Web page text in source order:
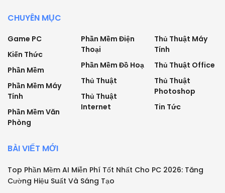
CHUYÊN MỤC
Game PC
Kiến Thức
Phần Mềm
Phần Mềm Máy
Tính
Phần Mềm Văn
Phòng
Phần Mềm Điện
Thoại
Phần Mềm Đồ Hoạ
Thủ Thuật
Thủ Thuật
Internet
Thủ Thuật Máy
Tính
Thủ Thuật Office
Thủ Thuật
Photoshop
Tin Tức
BÀI VIẾT MỚI
Top Phần Mềm AI Miễn Phí Tốt Nhất Cho PC 2026: Tăng
Cường Hiệu Suất Và Sáng Tạo